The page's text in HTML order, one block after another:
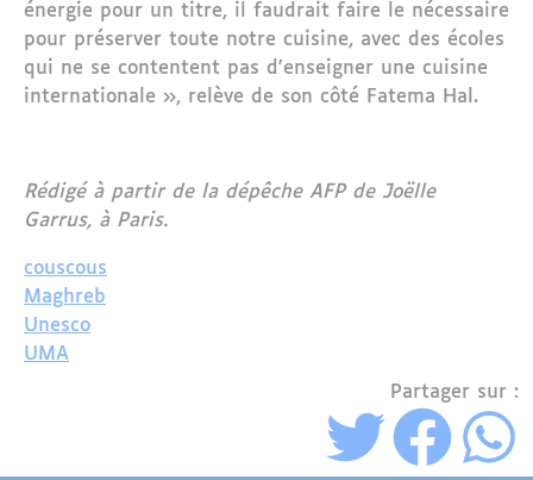
énergie pour un titre, il faudrait faire le nécessaire
pour préserver toute notre cuisine, avec des écoles
qui ne se contentent pas d'enseigner une cuisine
internationale », relève de son côté Fatema Hal.
Rédigé à partir de la dépêche AFP de Joëlle
Garrus, à Paris.
couscous
Maghreb
Unesco
UMA
Partager sur :